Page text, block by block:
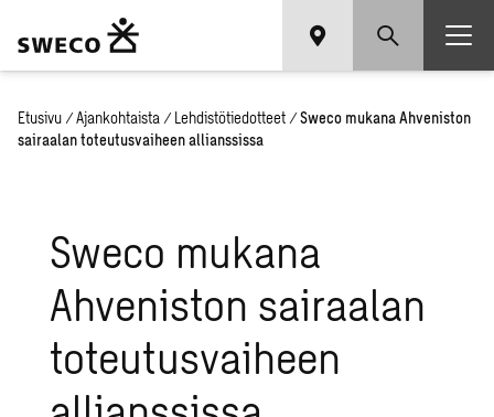
Etusivu / Ajankohtaista / Lehdistötiedotteet / Sweco mukana Ahveniston
sairaalan toteutusvaiheen allianssissa
Sweco mukana
Ahveniston sairaalan
toteutusvaiheen